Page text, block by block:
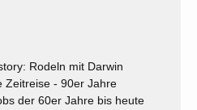
Rodeln mit Darwin
Zeitreise - 90er Jahre
der 60er Jahre bis heute